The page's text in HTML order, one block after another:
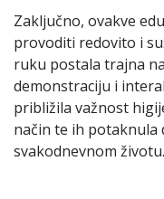
Zaključno, ovakve
provoditi redovito i
ruku postala trajna
demonstraciju i
približila važnost
način te ih potaknula
svakodnevnom životu.